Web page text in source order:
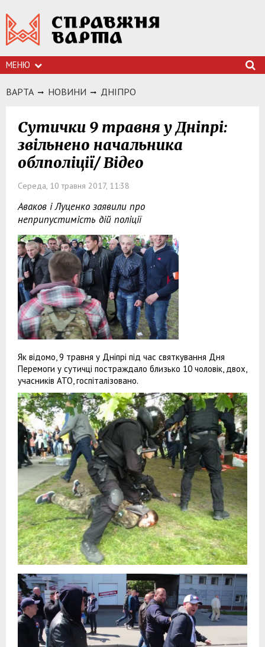
МЕНЮ
ВАРТА НОВИНИ ДНIПРО
Сутички 9 травня у Дніпрі:
звільнено начальника
облполіції/ Відео
Середа, 10 травня 2017, 11:38
Аваков і Луценко заявили про
неприпустимість дій поліції
Як відомо, 9 травня у Дніпрі під час святкування Дня
Перемоги у сутичці постраждало близько 10 чоловік, двох,
учасників АТО, госпіталізовано.